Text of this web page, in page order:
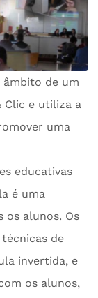
de um
Clic e utiliza a
uma
educativas
é uma
os alunos. Os
de
invertida, e
os alunos,